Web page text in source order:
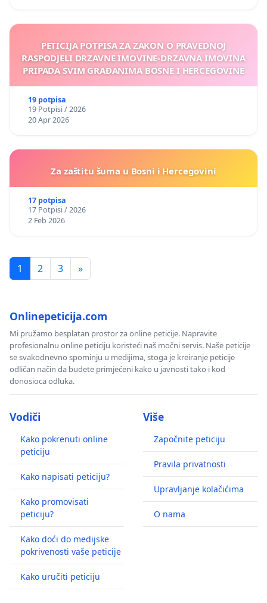
PETICIJA POTPISA ZA ZAKON O PRAVEDNOJ
RASPODJELI DRZAVNE IMOVINE-DRZAVNA IMOVINA
PRIPADA SVIM GRAĐANIMA BOSNE I HERCEGOVINE
19 potpisa
19 Potpisi / 2026
20 Apr 2026
Za zaštitu šuma u Bosni i Hercegovini
17 potpisa
17 Potpisi / 2026
2 Feb 2026
1 2 3 »
Onlinepeticija.com
Mi pružamo besplatan prostor za online peticije. Napravite
profesionalnu online peticiju koristeći naš močni servis. Naše peticije
se svakodnevno spominju u medijima, stoga je kreiranje peticije
odličan način da budete primjećeni kako u javnosti tako i kod
donosioca odluka.
Vodiči
Kako pokrenuti online
peticiju
Kako napisati peticiju?
Kako promovisati
peticiju?
Kako doći do medijske
pokrivenosti vaše peticije
Kako uručiti peticiju
Više
Započnite peticiju
Pravila privatnosti
Upravljanje kolačićima
O nama